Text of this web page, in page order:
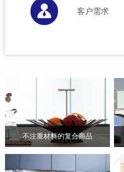
客户需求
不注重材料的复合商品